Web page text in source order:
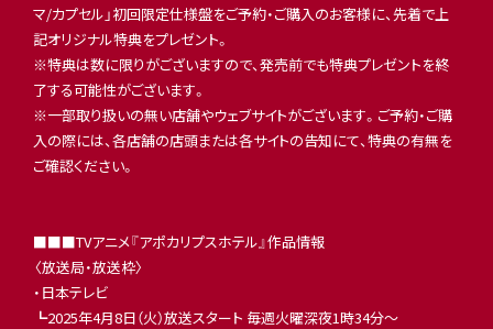
マ/カプセル」初回限定仕様盤をご予約・ご購入のお客様に、先着で上
記オリジナル特典をプレゼント。
※特典は数に限りがございますので、発売前でも特典プレゼントを終
了する可能性がございます。
※一部取り扱いの無い店舗やウェブサイトがございます。ご予約・ご購
入の際には、各店舗の店頭または各サイトの告知にて、特典の有無を
ご確認ください。
■■■TVアニメ『アポカリプスホテル』作品情報
〈放送局・放送枠〉
・日本テレビ
┗2025年4月8日（火）放送スタート 毎週火曜深夜1時34分〜